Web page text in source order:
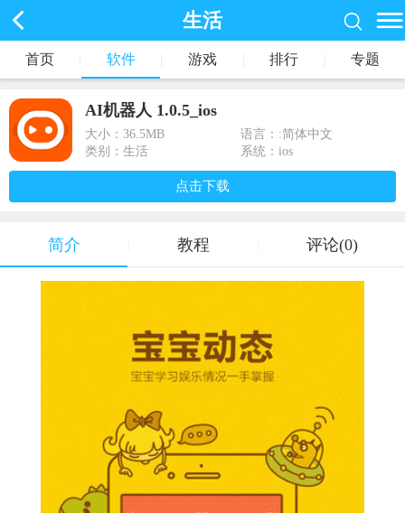
生活
首页 软件 游戏 排行 专题
AI机器人 1.0.5_ios
大小： 36.5MB
语言：:简体中文
类别：生活
系统：ios
点击下载
简介 教程 评论(0)